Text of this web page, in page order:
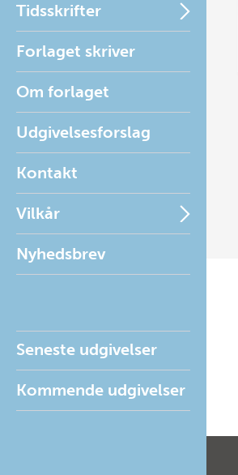
Tidsskrifter
Forlaget skriver
Om forlaget
Udgivelsesforslag
Kontakt
Vilkår
Nyhedsbrev
Seneste udgivelser
Kommende udgivelser